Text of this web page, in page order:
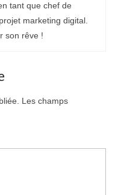
tant que chef de
marketing digital.
son rêve !
Les champs